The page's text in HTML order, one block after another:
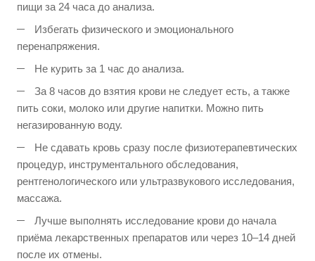
пищи за 24 часа до анализа.
Избегать физического и эмоционального
перенапряжения.
Не курить за 1 час до анализа.
За 8 часов до взятия крови не следует есть, а также
пить соки, молоко или другие напитки. Можно пить
негазированную воду.
Не сдавать кровь сразу после физиотерапевтических
процедур, инструментального обследования,
рентгенологического или ультразвукового исследования,
массажа.
Лучше выполнять исследование крови до начала
приёма лекарственных препаратов или через 10–14 дней
после их отмены.